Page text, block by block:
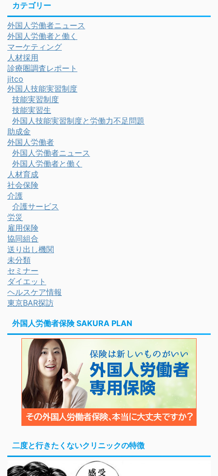
カテゴリー
外国人労働者ニュース
外国人労働者と働く
マーケティング
人材採用
診療圏調査レポート
jitco
外国人技能実習制度
技能実習制度
技能実習生
外国人技能実習制度と労働力不足問題
助成金
外国人労働者
外国人労働者ニュース
外国人労働者と働く
人材育成
社会保険
介護
介護サービス
労災
雇用保険
協同組合
送り出し機関
未分類
セミナー
ダイエット
ヘルスケア情報
東京BAR探訪
外国人労働者保険 SAKURA PLAN
二度と行きたくないクリニックの特徴